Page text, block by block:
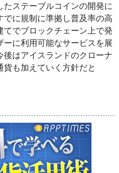
ステーブルコインの開発に
に規制に準拠し普及率の高
てでブロックチェーン上で発
に利用可能なサービスを展
後はアイスランドのクローナ
も加えていく方針だと